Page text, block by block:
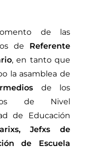
de las
de Referente
, en tanto que
la asamblea de
de los
de Nivel
de Educación
Jefxs de
de Escuela